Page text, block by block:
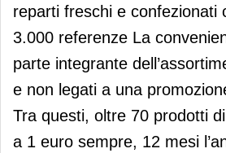
reparti freschi e confezionati
3.000 referenze La
parte integrante
e non legati a una
Tra questi, oltre 70 prodotti
a 1 euro sempre, 12 mesi